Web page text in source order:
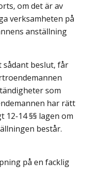
om det är av
verksamheten på
anställning
sådant beslut, får
som
har rätt
14 §§ lagen om
består.
på en facklig